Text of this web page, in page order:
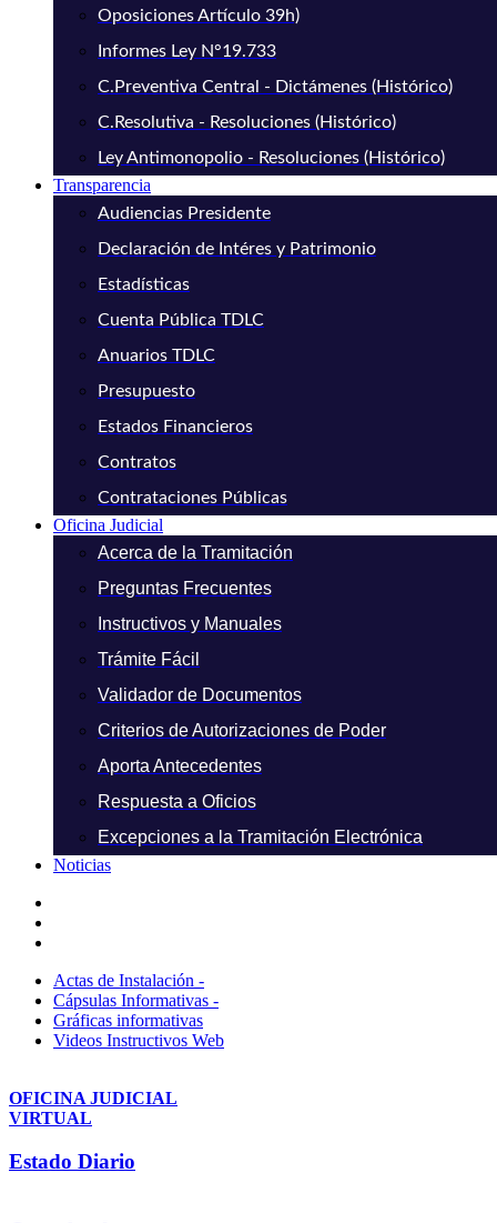
Oposiciones Artículo 39h)
Informes Ley N°19.733
C.Preventiva Central - Dictámenes (Histórico)
C.Resolutiva - Resoluciones (Histórico)
Ley Antimonopolio - Resoluciones (Histórico)
Transparencia
Audiencias Presidente
Declaración de Intéres y Patrimonio
Estadísticas
Cuenta Pública TDLC
Anuarios TDLC
Presupuesto
Estados Financieros
Contratos
Contrataciones Públicas
Oficina Judicial
Acerca de la Tramitación
Preguntas Frecuentes
Instructivos y Manuales
Trámite Fácil
Validador de Documentos
Criterios de Autorizaciones de Poder
Aporta Antecedentes
Respuesta a Oficios
Excepciones a la Tramitación Electrónica
Noticias
Actas de Instalación -
Cápsulas Informativas -
Gráficas informativas
Videos Instructivos Web
OFICINA JUDICIAL
VIRTUAL
Estado Diario